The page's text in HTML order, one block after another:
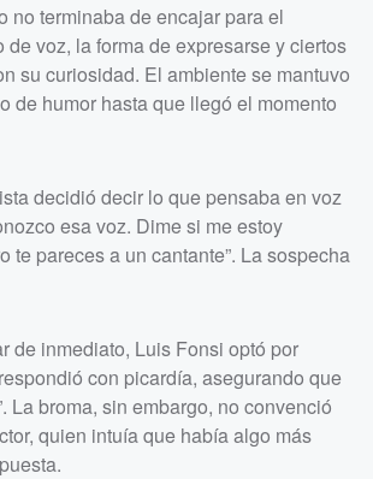
no terminaba de encajar para el
de voz, la forma de expresarse y ciertos
su curiosidad. El ambiente se mantuvo
de humor hasta que llegó el momento
decidió decir lo que pensaba en voz
esa voz. Dime si me estoy
te pareces a un cantante”. La sospecha
de inmediato, Luis Fonsi optó por
con picardía, asegurando que
La broma, sin embargo, no convenció
quien intuía que había algo más